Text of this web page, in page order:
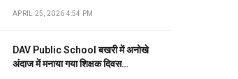
APRIL 25, 2026 4:54 PM
DAV Public School बखरी में अनोखे
अंदाज में मनाया गया शिक्षक दिवस…